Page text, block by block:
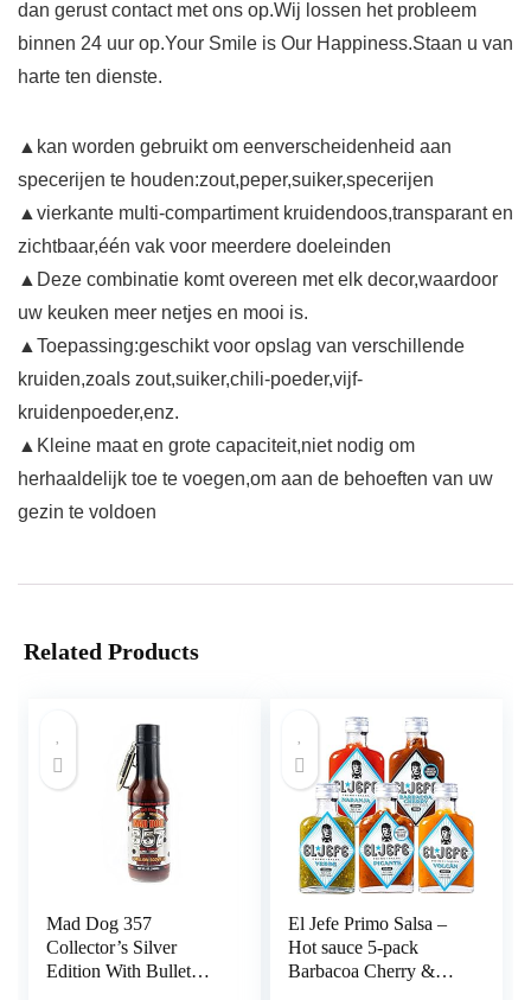
dan gerust contact met ons op.Wij lossen het probleem
binnen 24 uur op.Your Smile is Our Happiness.Staan u van
harte ten dienste.
▲kan worden gebruikt om een​verscheidenheid aan
specerijen te houden:zout,peper,suiker,specerijen
▲vierkante multi-compartiment kruidendoos,transparant en
zichtbaar,één vak voor meerdere doeleinden
▲Deze combinatie komt overeen met elk decor,waardoor
uw keuken meer netjes en mooi is.
▲Toepassing:geschikt voor opslag van verschillende
kruiden,zoals zout,suiker,chili-poeder,vijf-
kruidenpoeder,enz.
▲Kleine maat en grote capaciteit,niet nodig om
herhaaldelijk toe te voegen,om aan de behoeften van uw
gezin te voldoen
Related Products
Mad Dog 357
Collector’s Silver
Edition With Bullet
El Jefe Primo Salsa –
Hot sauce 5-pack
Barbacoa Cherry &